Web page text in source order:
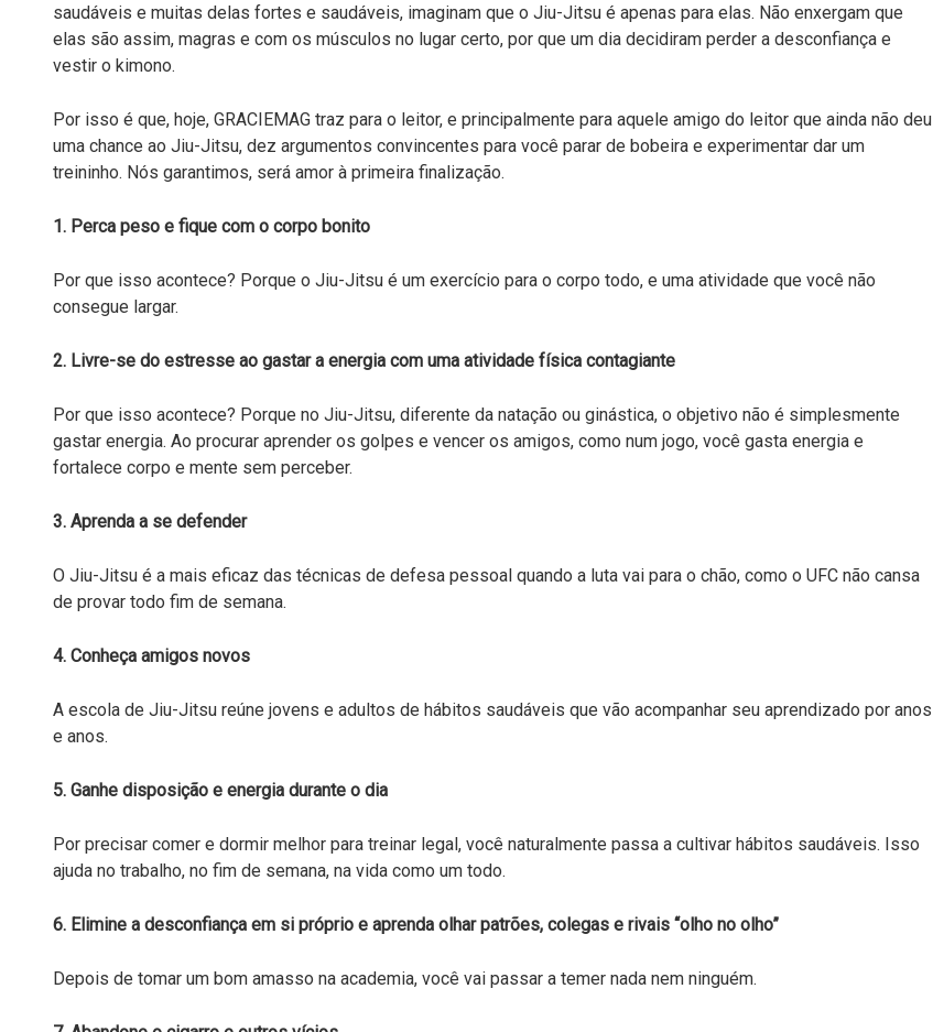
saudáveis e muitas delas fortes e saudáveis, imaginam que o Jiu-Jitsu é apenas para elas. Não enxergam que
elas são assim, magras e com os músculos no lugar certo, por que um dia decidiram perder a desconfiança e
vestir o kimono.
Por isso é que, hoje, GRACIEMAG traz para o leitor, e principalmente para aquele amigo do leitor que ainda não deu
uma chance ao Jiu-Jitsu, dez argumentos convincentes para você parar de bobeira e experimentar dar um
treininho. Nós garantimos, será amor à primeira finalização.
1. Perca peso e fique com o corpo bonito
Por que isso acontece? Porque o Jiu-Jitsu é um exercício para o corpo todo, e uma atividade que você não
consegue largar.
2. Livre-se do estresse ao gastar a energia com uma atividade física contagiante
Por que isso acontece? Porque no Jiu-Jitsu, diferente da natação ou ginástica, o objetivo não é simplesmente
gastar energia. Ao procurar aprender os golpes e vencer os amigos, como num jogo, você gasta energia e
fortalece corpo e mente sem perceber.
3. Aprenda a se defender
O Jiu-Jitsu é a mais eficaz das técnicas de defesa pessoal quando a luta vai para o chão, como o UFC não cansa
de provar todo fim de semana.
4. Conheça amigos novos
A escola de Jiu-Jitsu reúne jovens e adultos de hábitos saudáveis que vão acompanhar seu aprendizado por anos
e anos.
5. Ganhe disposição e energia durante o dia
Por precisar comer e dormir melhor para treinar legal, você naturalmente passa a cultivar hábitos saudáveis. Isso
ajuda no trabalho, no fim de semana, na vida como um todo.
6. Elimine a desconfiança em si próprio e aprenda olhar patrões, colegas e rivais “olho no olho”
Depois de tomar um bom amasso na academia, você vai passar a temer nada nem ninguém.